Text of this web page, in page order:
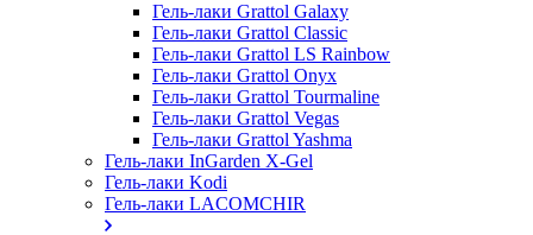
Гель-лаки Grattol Galaxy
Гель-лаки Grattol Classic
Гель-лаки Grattol LS Rainbow
Гель-лаки Grattol Onyx
Гель-лаки Grattol Tourmaline
Гель-лаки Grattol Vegas
Гель-лаки Grattol Yashma
Гель-лаки InGarden X-Gel
Гель-лаки Kodi
Гель-лаки LACOMCHIR